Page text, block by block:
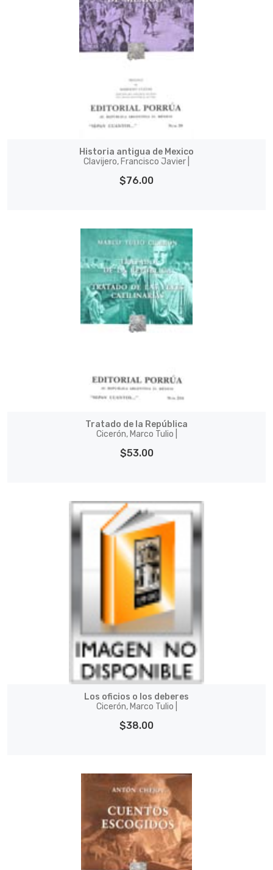
Historia antigua de Mexico
Clavijero, Francisco Javier |
$76.00
Tratado de la República
Cicerón, Marco Tulio |
$53.00
Los oficios o los deberes
Cicerón, Marco Tulio |
$38.00